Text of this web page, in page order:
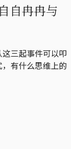
自冉冉与
三起事件可以叩
有什么思维上的